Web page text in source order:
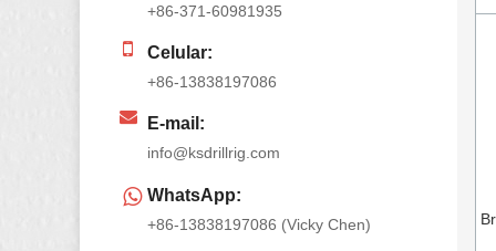
+86-371-60981935
Celular:
+86-13838197086
E-mail:
info@ksdrillrig.com
WhatsApp:
+86-13838197086 (Vicky Chen)